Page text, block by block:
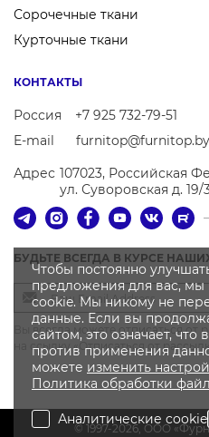
Сорочечные ткани
Курточные ткани
КОНТАКТЫ
Россия
+7 925 732-79-51
E-mail
furnitop@furnitop.by
Адрес 107023, Российская
ул. Суворовская д. 19/
БУДЬТЕ ВСЕГДА В КУРСЕ
Вы всегда можете отписаться
на ссылку «Отписаться от
© 1997-2026, OOO
Чтобы постоянно
предложения для вас,
cookie. Мы никому не
данные. Если вы
сайтом, это означает, что
против применения
можете изменить
Политика обработки
Аналитические cookie